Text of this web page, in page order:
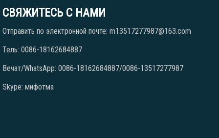
СВЯЖИТЕСЬ С НАМИ
Отправить по электронной почте: m13517277987@163.com
Тель: 0086-18162684887
Вечат/WhatsApp: 0086-18162684887/0086-13517277987
Skype: мифотма